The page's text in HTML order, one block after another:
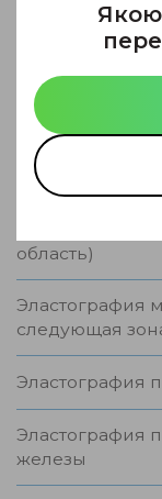
Эластография
Эластография
Эластография
следующая
область)
Эластография
следующая
Эластография
Эластография
железы